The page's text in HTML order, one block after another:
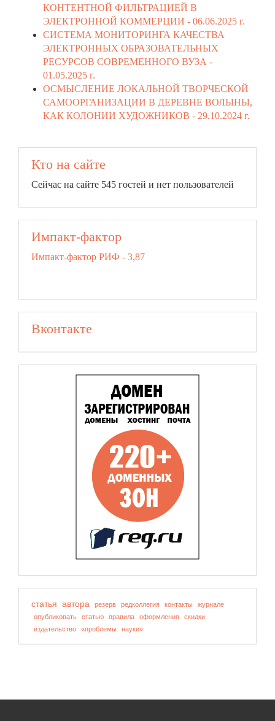
КОНТЕНТНОЙ ФИЛЬТРАЦИЕЙ В
ЭЛЕКТРОННОЙ КОММЕРЦИИ - 06.06.2025 г.
СИСТЕМА МОНИТОРИНГА КАЧЕСТВА
ЭЛЕКТРОННЫХ ОБРАЗОВАТЕЛЬНЫХ
РЕСУРСОВ СОВРЕМЕННОГО ВУЗА -
01.05.2025 г.
ОСМЫСЛЕНИЕ ЛОКАЛЬНОЙ ТВОРЧЕСКОЙ
САМООРГАНИЗАЦИИ В ДЕРЕВНЕ ВОЛЫНЫ,
КАК КОЛОНИИ ХУДОЖНИКОВ - 29.10.2024 г.
Кто на сайте
Сейчас на сайте 545 гостей и нет пользователей
Импакт-фактор
Импакт-фактор РИФ - 3,87
Вконтакте
статья автора резерв редколлегия контакты
журнале
опубликовать
статью правила оформления
скидки
издательство
«проблемы науки»